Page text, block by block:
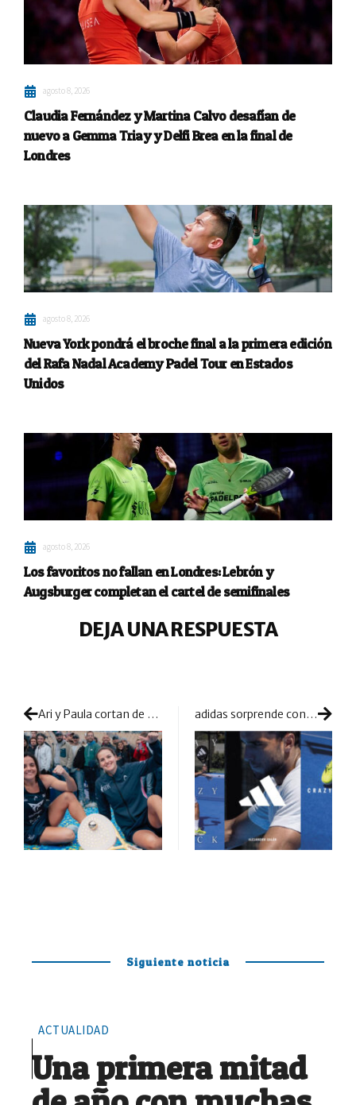
agosto 8, 2026
Claudia Fernández y Martina Calvo desafían de
nuevo a Gemma Triay y Delfi Brea en la final de
Londres
agosto 8, 2026
Nueva York pondrá el broche final a la primera edición
del Rafa Nadal Academy Padel Tour en Estados
Unidos
agosto 8, 2026
Los favoritos no fallan en Londres: Lebrón y
Augsburger completan el cartel de semifinales
DEJA UNA RESPUESTA
Ari y Paula cortan de un plumazo el sueño de título de Delfi y Andrea adidas sorprende con el lanzamiento de las zapatillas Crazyquick LS
Siguiente noticia
ACTUALIDAD
Una primera mitad